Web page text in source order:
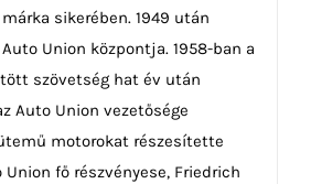
sikerében. 1949 után
Union központja. 1958-ban a
szövetség hat év után
Auto Union vezetősége
motorokat részesítette
Union fő részvényese, Friedrich